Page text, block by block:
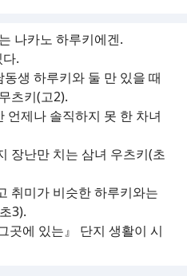
나카노 하루키에겐.
.
생 하루키와 둘 만 있을 때
츠키(고2).
언제나 솔직하지 못 한 차녀
장난만 치는 삼녀 우츠키(초
취미가 비슷한 하루키와는
3).
곳에 있는』 단지 생활이 시